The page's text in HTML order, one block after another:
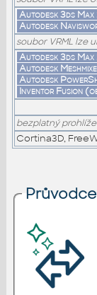
Autodesk 3ds
Autodesk
soubor VRML lze
Autodesk 3ds
Autodesk
Autodesk
Inventor Fusion
bezplatný
Cortina3D,